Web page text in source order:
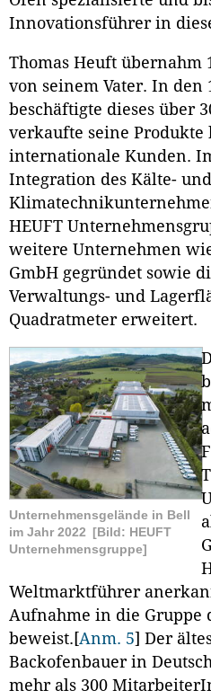
Innovationsführer in
Thomas Heuft übernahm
von seinem Vater. In den
beschäftigte dieses über
verkaufte seine Produkte
internationale Kunden.
Integration des Kälte- und
HEUFT
weitere Unternehmen
GmbH gegründet sowie
Verwaltungs- und
Quadratmeter erweitert.
Unternehmensgelände in Bell
im Jahr 2022 [Bild: HEUFT
Unternehmensgruppe]
Weltmarktführer
Aufnahme in die Gruppe
beweist. [Anm. 5] Der
Backofenbauer in
mehr als 300